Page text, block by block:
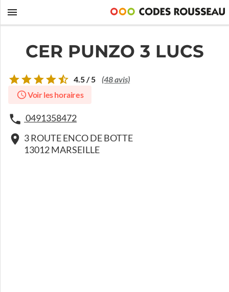
CER PUNZO 3 LUCS
4.5 / 5 (48 avis)
Voir les horaires
0491358472
3 ROUTE ENCO DE BOTTE
13012 MARSEILLE